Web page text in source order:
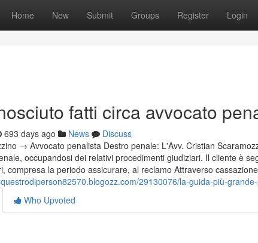
Home New Submit Groups Register Login
fatti circa avvocato
693 days ago News
Discuss
→ Avvocato penalista Destro penale: L'Avv. Cristian
occupandosi dei relativi procedimenti giudiziari. Il cliente è
compresa la periodo assicurare, al reclamo Attraverso
29130076/la-guida-più-
Who Upvoted